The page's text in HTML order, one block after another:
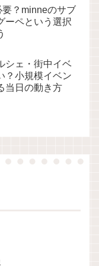
？minneのサブ
ーペという選択
シェ・街中イベ
？小規模イベン
当日の動き方